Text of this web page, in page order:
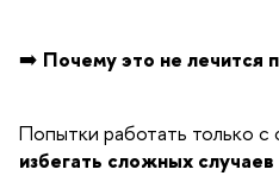
➡️ Почему это не лечится
Попытки работать только
избегать сложных